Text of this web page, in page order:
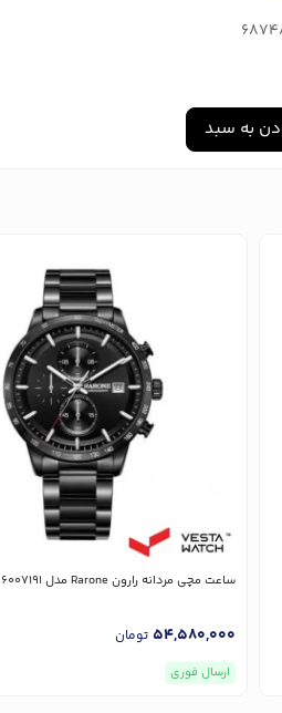
به سبد
ساعت مچی مردانه رارون Rarone مدل 86007191
54,580,000 تومان
ارسال فوری